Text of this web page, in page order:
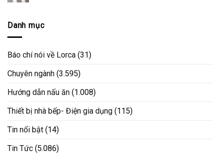
Danh mục
Báo chí nói về Lorca (31)
Chuyên ngành (3.595)
Hướng dẫn nấu ăn (1.008)
Thiết bị nhà bếp- Điện gia dụng (115)
Tin nổi bật (14)
Tin Tức (5.086)